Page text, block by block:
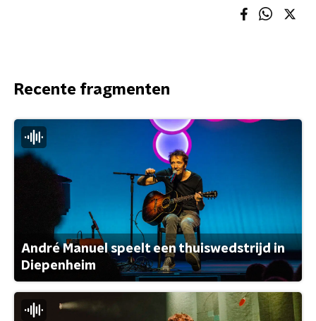
Recente fragmenten
André Manuel speelt een thuiswedstrijd in
Diepenheim